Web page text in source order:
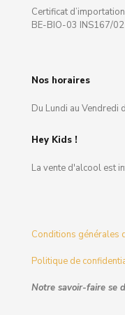
Certificat
BE-BIO-03 INS167/
Nos horaires
Du Lundi au Vendredi
Hey Kids !
La vente d'alcool est
Conditions générales
Politique de
Notre savoir-faire se